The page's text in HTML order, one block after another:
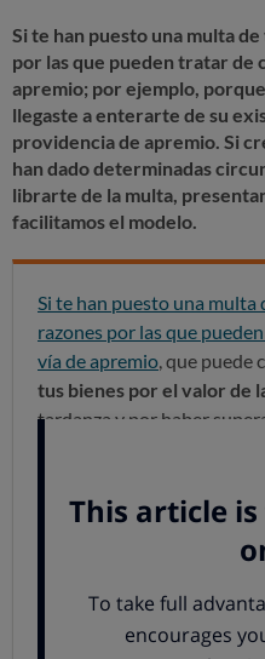
Si te han puesto una multa
por las que pueden tratar de
apremio; por ejemplo,
llegaste a enterarte de su
providencia de apremio. Si
han dado determinadas
librarte de la multa,
facilitamos el modelo.
Si te han puesto una
razones por las que
vía de apremio , que puede
tus bienes por el valor de
tardanza y por haber
infracción de tráfico no
el BOE y no te enteraste
una providencia de
Pero también es posible
estén tratando de cobrar